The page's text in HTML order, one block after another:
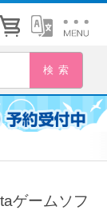
ゲームソフ